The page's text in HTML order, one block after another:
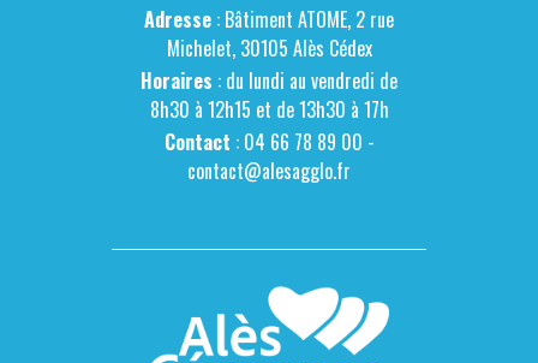
Adresse : Bâtiment ATOME, 2 rue
Michelet, 30105 Alès Cédex
Horaires : du lundi au vendredi de
8h30 à 12h15 et de 13h30 à 17h
Contact : 04 66 78 89 00 -
contact@alesagglo.fr